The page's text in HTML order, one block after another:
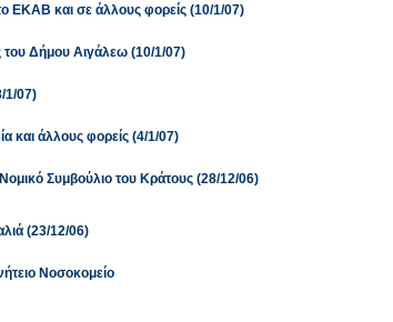
ΕΚΑΒ και σε άλλους φορείς (10/1/07)
του Δήμου Αιγάλεω (10/1/07)
1/07)
και άλλους φορείς (4/1/07)
Νομικό Συμβούλιο του Κράτους (28/12/06)
(23/12/06)
Νοσοκομείο